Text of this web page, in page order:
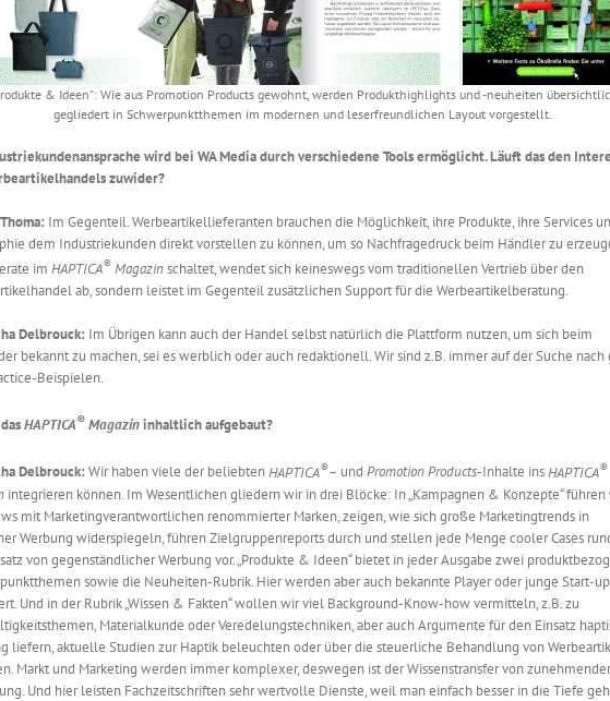
& Ideen“: Wie aus Promotion Products gewohnt, werden Produkthighlights und -neuheiten
gegliedert in Schwerpunktthemen im modernen und leserfreundlichen Layout vorgestellt.
wird bei WA Media durch verschiedene Tools ermöglicht. Läuft das den
zuwider?
Im Gegenteil. Werbeartikellieferanten brauchen die Möglichkeit, ihre Produkte, ihre Services
dem Industriekunden direkt vorstellen zu können, um so Nachfragedruck beim Händler zu
im HAPTICA® Magazinschaltet, wendet sich keineswegs vom traditionellen Vertrieb über den
ab, sondern leistet im Gegenteil zusätzlichen Support für die Werbeartikelberatung.
Delbrouck: Im Übrigen kann auch der Handel selbst natürlich die Plattform nutzen, um sich beim
bekannt zu machen, sei es werblich oder auch redaktionell. Wir sind z.B. immer auf der Suche nach
Beispielen.
HAPTICA® Magazininhaltlich aufgebaut?
Delbrouck: Wir haben viele der beliebtenHAPTICA®– und Promotion Products-Inhalte insHAPTICA®
integrieren können. Im Wesentlichen gliedern wir in drei Blöcke: In „Kampagnen & Konzepte“ führen
mit Marketingverantwortlichen renommierter Marken, zeigen, wie sich große Marketingtrends in
Werbung widerspiegeln, führen Zielgruppenreports durch und stellen jede Menge cooler Cases
von gegenständlicher Werbung vor. „Produkte & Ideen“ bietet in jeder Ausgabe zwei
sowie die Neuheiten-Rubrik. Hier werden aber auch bekannte Player oder junge Start-
Und in der Rubrik „Wissen & Fakten“ wollen wir viel Background-Know-how vermitteln, z.B. zu
Materialkunde oder Veredelungstechniken, aber auch Argumente für den Einsatz
liefern, aktuelle Studien zur Haptik beleuchten oder über die steuerliche Behandlung von
Markt und Marketing werden immer komplexer, deswegen ist der Wissenstransfer von zunehmender
Und hier leisten Fachzeitschriften sehr wertvolle Dienste, weil man einfach besser in die Tiefe